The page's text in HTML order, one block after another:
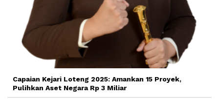
Capaian Kejari Loteng 2025: Amankan 15 Proyek,
Pulihkan Aset Negara Rp 3 Miliar